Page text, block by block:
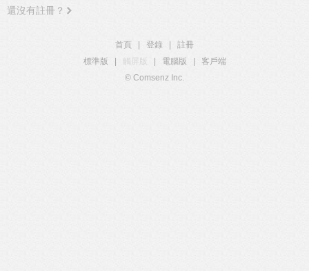
還沒有註冊？
首頁 登錄
註冊
標準版
觸屏版 電腦版
客戶端
© Comsenz Inc.